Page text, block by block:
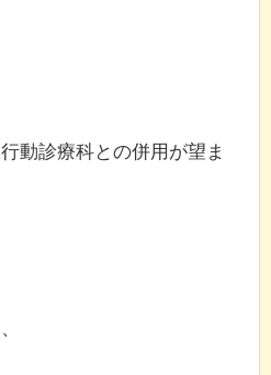
動診療科との併用が望ま